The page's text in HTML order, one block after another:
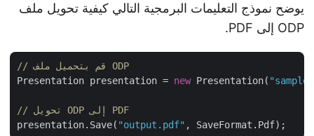
يوضح نموذج التعليمات البرمجية التالي كيفية تحويل ملف
ODP إلى PDF.
// قم بتحميل ملف ODP
Presentation presentation = new Presentation(
// تحويل ODP إلى PDF
presentation.Save("output.pdf"